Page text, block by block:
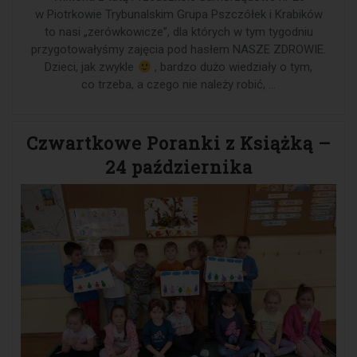
w Piotrkowie Trybunalskim Grupa Pszczółek i Krabików
to nasi „zerówkowicze”, dla których w tym tygodniu
przygotowałyśmy zajęcia pod hasłem NASZE ZDROWIE.
Dzieci, jak zwykle
, bardzo dużo wiedziały o tym,
co trzeba, a czego nie należy robić, …
Czwartkowe Poranki z Książką –
24 października